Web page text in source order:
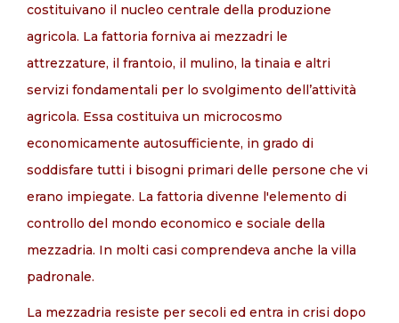
costituivano il nucleo centrale della produzione
agricola. La fattoria forniva ai mezzadri le
attrezzature, il frantoio, il mulino, la tinaia e altri
servizi fondamentali per lo svolgimento dell’attività
agricola. Essa costituiva un microcosmo
economicamente autosufficiente, in grado di
soddisfare tutti i bisogni primari delle persone che vi
erano impiegate. La fattoria divenne l'elemento di
controllo del mondo economico e sociale della
mezzadria. In molti casi comprendeva anche la villa
padronale.
La mezzadria resiste per secoli ed entra in crisi dopo